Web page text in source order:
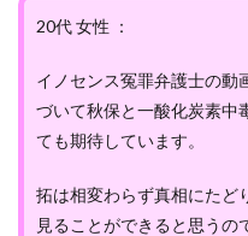
20代 女性 ：
イノセンス冤罪弁護士の動
づいて秋保と一酸化炭素中
ても期待しています。
拓は相変わらず真相にたど
見ることができると思うの